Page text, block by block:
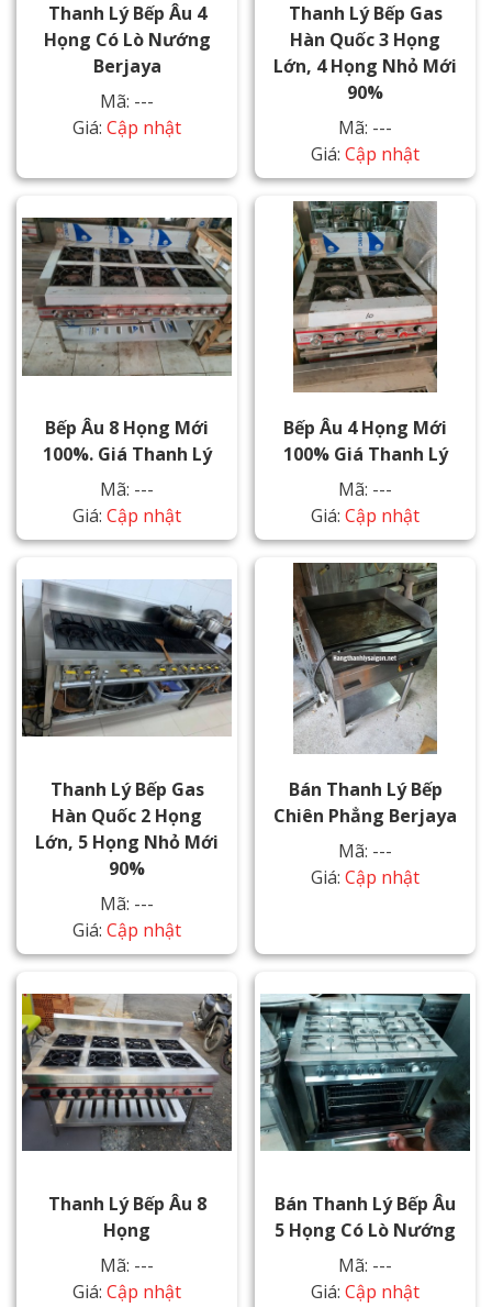
Thanh Lý Bếp Âu 4
Họng Có Lò Nướng
Berjaya
Mã: ---
Giá: Cập nhật
Thanh Lý Bếp Gas
Hàn Quốc 3 Họng
Lớn, 4 Họng Nhỏ Mới
90%
Mã: ---
Giá: Cập nhật
Bếp Âu 8 Họng Mới
100%. Giá Thanh Lý
Mã: ---
Giá: Cập nhật
Bếp Âu 4 Họng Mới
100% Giá Thanh Lý
Mã: ---
Giá: Cập nhật
Thanh Lý Bếp Gas
Hàn Quốc 2 Họng
Lớn, 5 Họng Nhỏ Mới
90%
Mã: ---
Giá: Cập nhật
Bán Thanh Lý Bếp
Chiên Phẳng Berjaya
Mã: ---
Giá: Cập nhật
Thanh Lý Bếp Âu 8
Họng
Mã: ---
Giá: Cập nhật
Bán Thanh Lý Bếp Âu
5 Họng Có Lò Nướng
Mã: ---
Giá: Cập nhật